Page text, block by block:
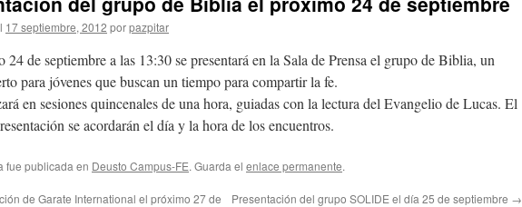
17 septiembre, 2012 porpazpitar
24 de septiembre a las 13:30 se presentará en la Sala de Prensa el grupo de Biblia, un
para jóvenes que buscan un tiempo para compartir la fe.
en sesiones quincenales de una hora, guiadas con la lectura del Evangelio de Lucas. El
se acordarán el día y la hora de los encuentros.
fue publicada en Deusto Campus-FE. Guarda el enlace permanente.
de Garate International el próximo 27 de
Presentación del grupo SOLIDE el día 25 de septiembre →